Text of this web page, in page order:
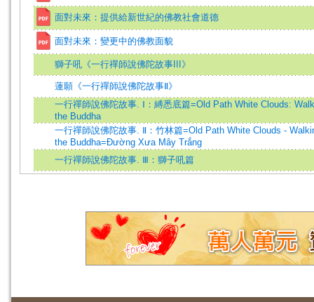
面對未來：提供給新世紀的佛教社會道德
面對未來：變更中的佛教面貌
獅子吼《一行禪師說佛陀故事III》
蓮願《一行禪師說佛陀故事Ⅱ》
一行禪師說佛陀故事. Ⅰ：縛悉底篇=Old Path White Clouds:
the Buddha
一行禪師說佛陀故事. Ⅱ：竹林篇=Old Path White Clouds -
the Buddha=Đường Xưa Mây Trắng
一行禪師說佛陀故事. Ⅲ：獅子吼篇